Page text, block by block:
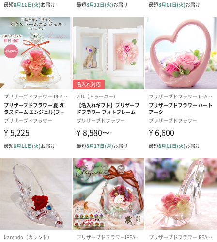
送について
性があり、航空危険物に含まれるため航空機に搭載す
ることができません。そのため離島などの航空便を使
用する地域にお住まいのかたへお届けの場合は、船便
に変更するため1週間前後お届けが遅くなる可能性がご
ざいます。
商品オプション情報
お届けボックスオプション
送りする際に人気のオプションです。お相手に直接手渡しする場
合は、紙袋との併用もおすすめです。